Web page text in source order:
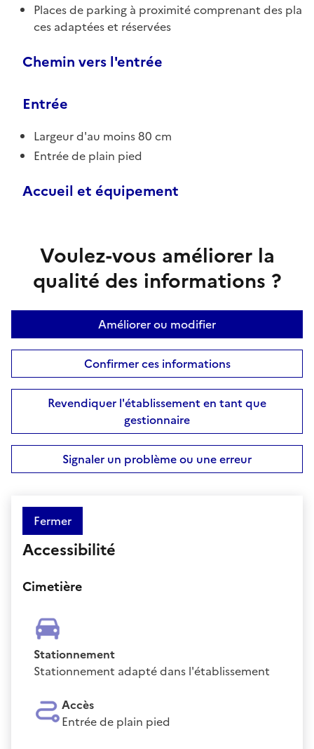
Places de parking à proximité comprenant des pla
ces adaptées et réservées
Chemin vers l'entrée
Entrée
Largeur d'au moins 80 cm
Entrée de plain pied
Accueil et équipement
Voulez-vous améliorer la
qualité des informations ?
Améliorer ou modifier
Confirmer ces informations
Revendiquer l'établissement en tant que
gestionnaire
Signaler un problème ou une erreur
Fermer
Accessibilité
Cimetière
Stationnement
Stationnement adapté dans l'établissement
Accès
Entrée de plain pied